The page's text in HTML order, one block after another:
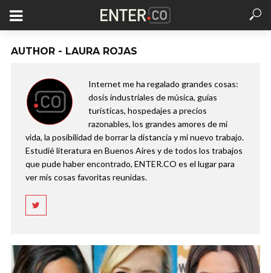
AUTHOR - LAURA ROJAS
Internet me ha regalado grandes cosas:
dosis industriales de música, guías
turísticas, hospedajes a precios
razonables, los grandes amores de mi
vida, la posibilidad de borrar la distancia y mi nuevo trabajo.
Estudié literatura en Buenos Aires y de todos los trabajos
que pude haber encontrado, ENTER.CO es el lugar para
ver mis cosas favoritas reunidas.